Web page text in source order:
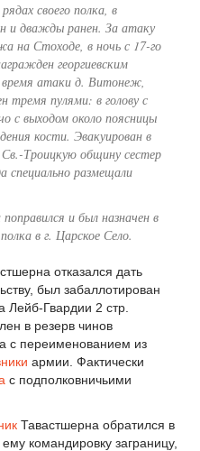
своего полка, в
и дважды ранен. За атаку
на Стоходе, в ночь с 17-го
георгиевским
атаки д. Витонеж,
тремя пулями: в голову с
с выходом около поясницы
кости. Эвакуирован в
Троицкую общину сестер
специально размещали
и был назначен в
в г. Царское Село.
отказался дать
был забаллотирован
Лейб-Гвардии 2 стр.
в резерв чинов
с переименованием из
армии. Фактически
с подполковничьими
Тавастшерна обратился в
командировку заграницу,